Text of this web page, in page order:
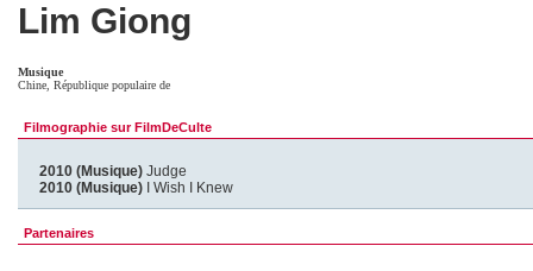
Lim Giong
Musique
Chine, République populaire de
Filmographie sur FilmDeCulte
2010 (Musique) Judge
2010 (Musique) I Wish I Knew
Partenaires